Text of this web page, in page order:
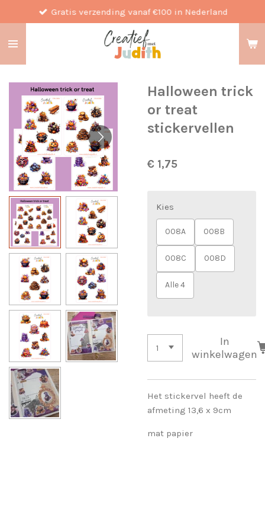
direct
naar
Gratis verzending vanaf €100 in Nederland
Halloween trick
or treat
stickervellen
€ 1,75
Kies
008A 008B
008C 008D
Alle 4
In
winkelwagen
Het stickervel heeft de
afmeting 13,6 x 9cm
mat papier